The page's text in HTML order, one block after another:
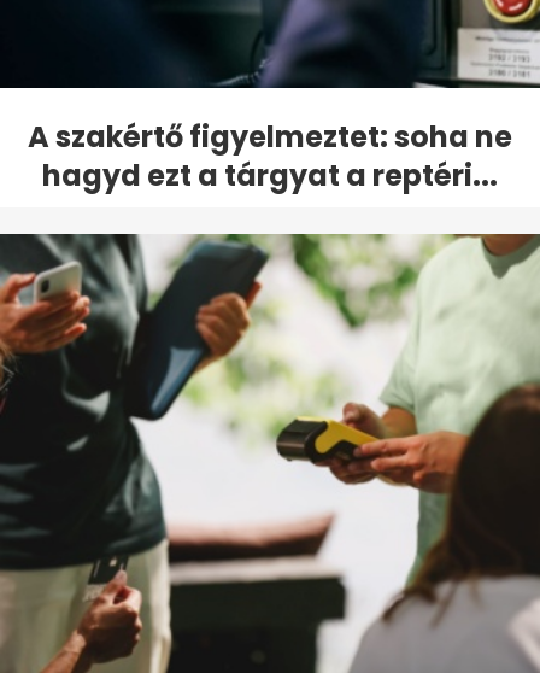
A szakértő figyelmeztet: soha ne
hagyd ezt a tárgyat a reptéri...